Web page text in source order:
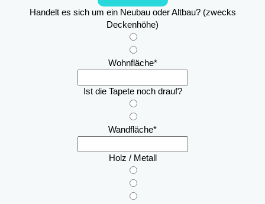
Handelt es sich um ein Neubau oder Altbau? (zwecks
Deckenhöhe)
Wohnfläche*
Ist die Tapete noch drauf?
Wandfläche*
Holz / Metall